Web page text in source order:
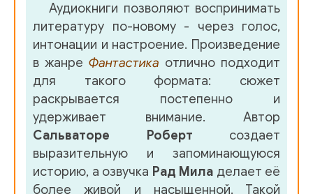
038_Книга 3_Глава 16
039
040_Глава 17
042_Глава 18
044_Глава 19
Аудиокниги позволяют воспринимать
литературу по-новому - через голос,
интонации и настроение. Произведение
в жанре Фантастика отлично подходит
для такого формата: сюжет
раскрывается постепенно и
удерживает внимание. Автор
Сальваторе Роберт создает
выразительную и запоминающуюся
историю, а озвучка Рад Мила делает её
более живой и насыщенной. Такой